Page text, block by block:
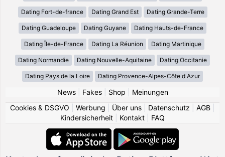
Dating Fort-de-france Dating Grand Est Dating Grande-Terre
Dating Guadeloupe Dating Guyane Dating Hauts-de-France
Dating Île-de-France Dating La Réunion Dating Martinique
Dating Normandie Dating Nouvelle-Aquitaine Dating Occitanie
Dating Pays de la Loire Dating Provence-Alpes-Côte d Azur
News| Fakes| Shop
Meinungen
Cookies & DSGVO
Werbung Über uns Datenschutz AGB
Kindersicherheit
Kontakt FAQ